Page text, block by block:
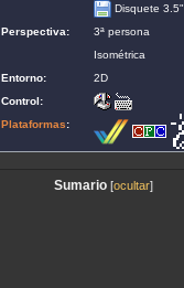
Disquete 3.5"
Perspectiva:
3ª persona
Isométrica
Entorno:
2D
Control:
Plataformas:
Sumario